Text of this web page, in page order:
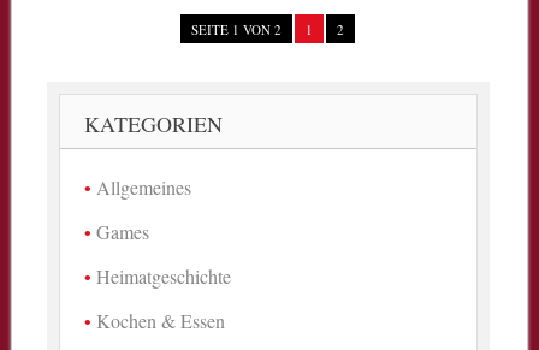
SEITE 1 VON 2 1 2
KATEGORIEN
Allgemeines
Games
Heimatgeschichte
Kochen & Essen